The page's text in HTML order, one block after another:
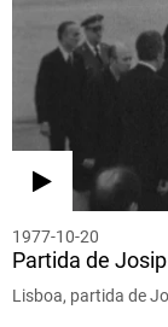
1977-10-20
Partida de
Lisboa, partida de